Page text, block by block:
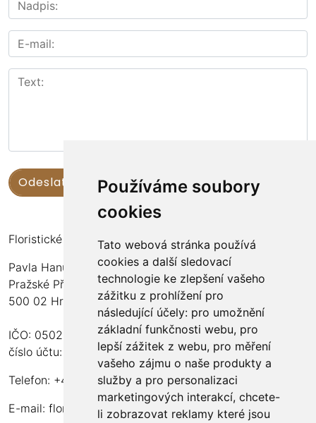
Používáme soubory
cookies
Tato webová stránka používá
cookies a další sledovací
technologie ke zlepšení vašeho
zážitku z prohlížení pro
následující účely: pro umožnění
základní funkčnosti webu, pro
lepší zážitek z webu, pro měření
vašeho zájmu o naše produkty a
služby a pro personalizaci
marketingových interakcí, chcete-
li zobrazovat reklamy které jsou
Floristické kurzy Violet - Bc. Veronika Němečková
Pavla Hanuše 252
Pražské Předměstí
500 02 Hradec Králové
IČO: 05024676
číslo účtu: 2600989157/2010
Telefon: +420 737 982 070
E-mail: floristika.violet@email.cz